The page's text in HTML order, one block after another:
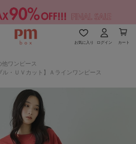
お気に入り ログイン カート
他ワンピース
ル・ＵＶカット】Ａラインワンピース